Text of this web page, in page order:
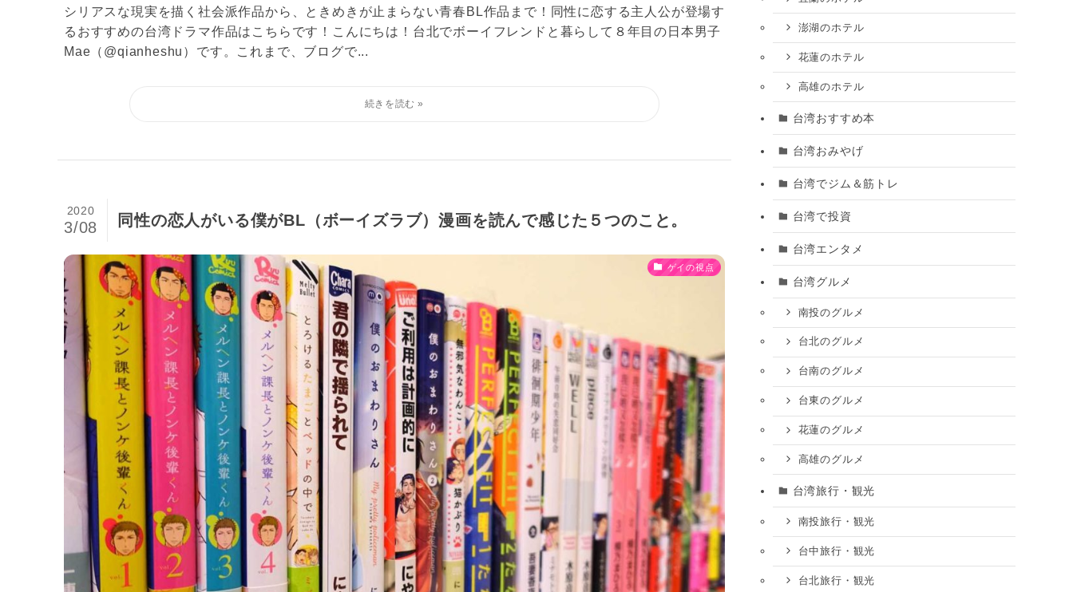
シリアスな現実を描く社会派作品から、ときめきが止まらない青春BL作品まで！同性に恋する主人公が登場す
るおすすめの台湾ドラマ作品はこちらです！こんにちは！台北でボーイフレンドと暮らして８年目の日本男子
Mae（@qianheshu）です。これまで、ブログで...
同性の恋人がいる僕がBL（ボーイズラブ）漫画を読んで感じた５つのこと。
2020
3/08
ゲイの視点
澎湖のホテル
花蓮のホテル
高雄のホテル
台湾おすすめ本
台湾おみやげ
台湾でジム＆筋トレ
台湾で投資
台湾エンタメ
台湾グルメ
南投のグルメ
台北のグルメ
台南のグルメ
台東のグルメ
花蓮のグルメ
高雄のグルメ
台湾旅行・観光
南投旅行・観光
台中旅行・観光
台北旅行・観光